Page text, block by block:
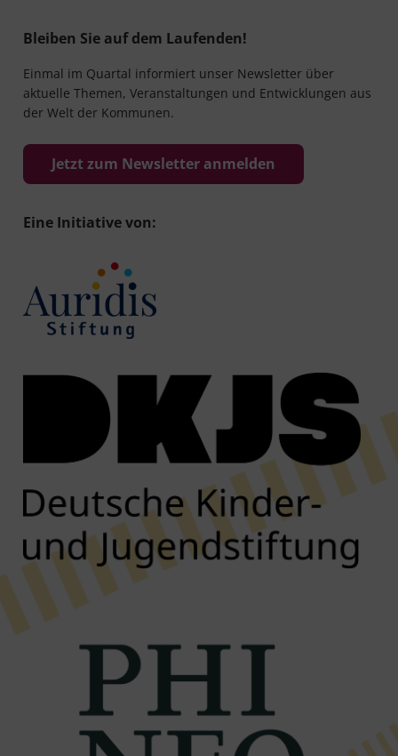
Bleiben Sie auf dem Laufenden!
Einmal im Quartal informiert unser Newsletter über
aktuelle Themen, Veranstaltungen und Entwicklungen aus
der Welt der Kommunen.
Jetzt zum Newsletter anmelden
Eine Initiative von: